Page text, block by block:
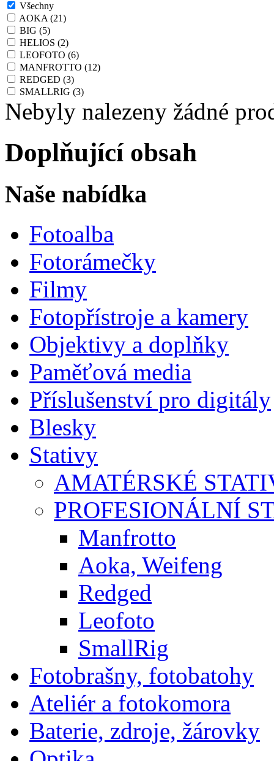
Všechny
AOKA(21)
BIG (5)
HELIOS (2)
LEOFOTO (6)
MANFROTTO (12)
REDGED (3)
SMALLRIG (3)
Nebyly nalezeny žádné
Doplňující obsah
Naše nabídka
Fotoalba
Fotorámečky
Filmy
Fotopřístroje a kamery
Objektivy a doplňky
Paměťová media
Příslušenství pro digitály
Blesky
Stativy
AMATÉRSKÉ
PROFESIONÁLNÍ
Manfrotto
Aoka, Weifeng
Redged
Leofoto
SmallRig
Fotobrašny, fotobatohy
Ateliér a fotokomora
Baterie, zdroje, žárovky